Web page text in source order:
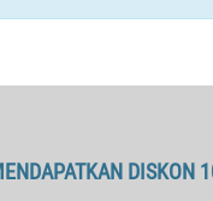
DISKON